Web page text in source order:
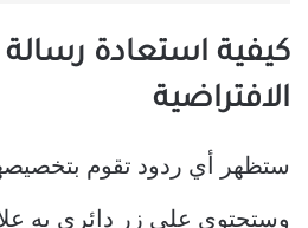
كيفية استعادة رسالة
الافتراضية
ستظهر أي ردود تقوم